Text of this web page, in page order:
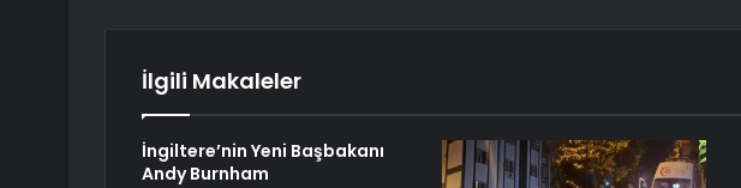
İlgili Makaleler
İngiltere’nin Yeni Başbakanı
Andy Burnham